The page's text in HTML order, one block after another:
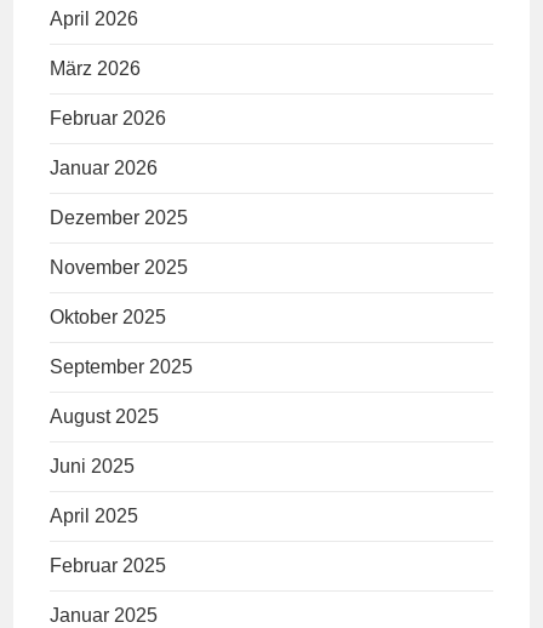
April 2026
März 2026
Februar 2026
Januar 2026
Dezember 2025
November 2025
Oktober 2025
September 2025
August 2025
Juni 2025
April 2025
Februar 2025
Januar 2025